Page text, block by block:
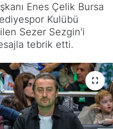
Enes Çelik Bursa
Kulübü
Sezer Sezgin'i
tebrik etti.